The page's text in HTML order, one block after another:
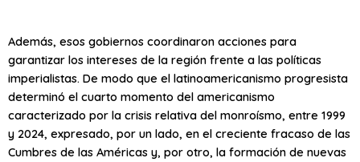
Además, esos gobiernos coordinaron acciones para
garantizar los intereses de la región frente a las políticas
imperialistas. De modo que el latinoamericanismo progresista
determinó el cuarto momento del americanismo
caracterizado por la crisis relativa del monroísmo, entre 1999
y 2024, expresado, por un lado, en el creciente fracaso de las
Cumbres de las Américas y, por otro, la formación de nuevas